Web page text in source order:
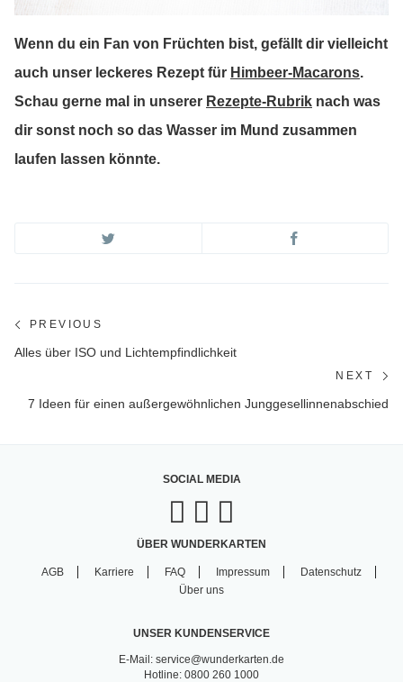
Wenn du ein Fan von Früchten bist, gefällt dir vielleicht
auch unser leckeres Rezept für Himbeer-Macarons.
Schau gerne mal in unserer Rezepte-Rubrik nach was
dir sonst noch so das Wasser im Mund zusammen
laufen lassen könnte.
Beitragsnavigation
PREVIOUS
Previous
Alles über ISO und Lichtempfindlichkeit
NEXT
7 Ideen für einen außergewöhnlichen Junggesellinnenabschied
SOCIAL MEDIA
ÜBER WUNDERKARTEN
AGB Karriere FAQ Impressum
Datenschutz
Über uns
UNSER KUNDENSERVICE
E-Mail: service@wunderkarten.de
Hotline: 0800 260 1000